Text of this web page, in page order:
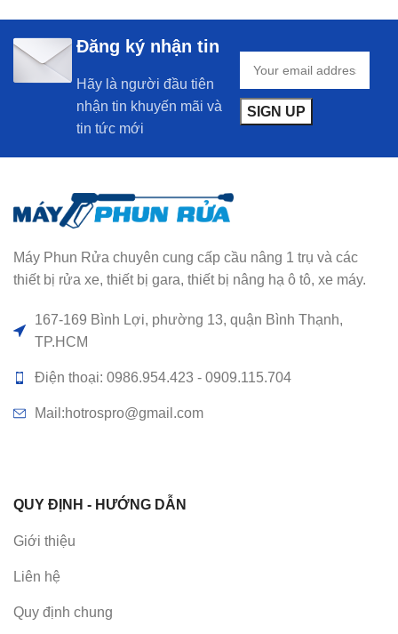
Đăng ký nhận tin
Hãy là người đầu tiên
nhận tin khuyến mãi và
tin tức mới
Máy Phun Rửa chuyên cung cấp cầu nâng 1 trụ và các
thiết bị rửa xe, thiết bị gara, thiết bị nâng hạ ô tô, xe máy.
167-169 Bình Lợi, phường 13, quận Bình Thạnh,
TP.HCM
Điện thoại: 0986.954.423 - 0909.115.704
Mail:hotrospro@gmail.com
QUY ĐỊNH - HƯỚNG DẪN
Giới thiệu
Liên hệ
Quy định chung